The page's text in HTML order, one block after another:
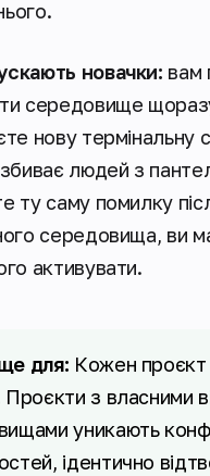
новачки: вам
середовище
нову термінальну
збиває людей з
ту саму помилку
середовища, ви
активувати.
для: Кожен
з власними
уникають
ідентично